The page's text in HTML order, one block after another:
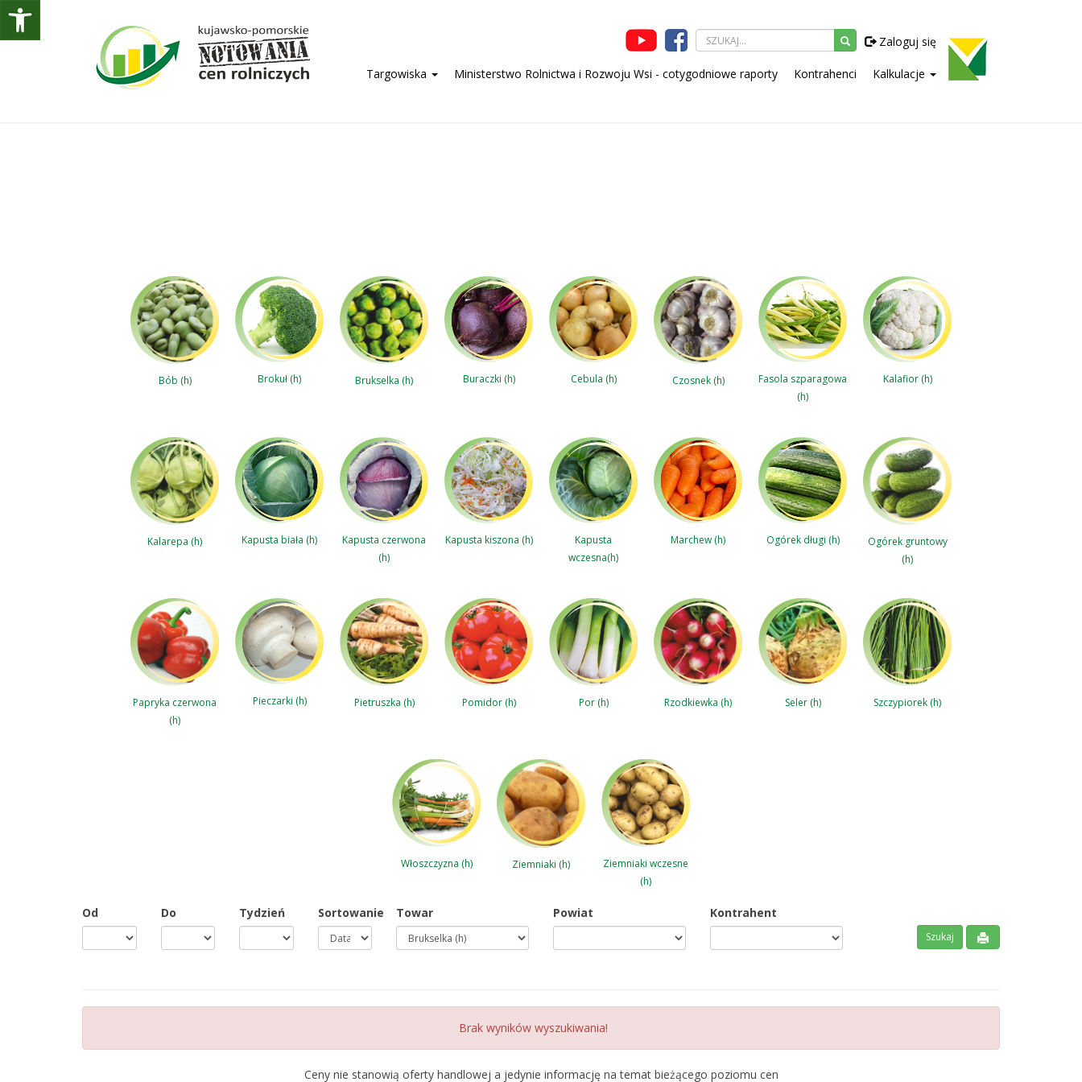
Zaloguj się
Targowiska Ministerstwo Rolnictwa i Rozwoju Wsi - cotygodniowe raporty Kontrahenci Kalkulacje
Bób (h) Brokuł (h) Brukselka (h) Buraczki (h) Cebula (h) Czosnek (h)
Fasola szparagowa
(h)
Kalafior (h)
Kalarepa (h) Kapusta biała (h)
Kapusta czerwona
(h)
Kapusta kiszona (h)
Kapusta
wczesna(h)
Marchew (h) Ogórek długi (h)
Ogórek gruntowy
(h)
Papryka czerwona
(h)
Pieczarki (h) Pietruszka (h) Pomidor (h) Por (h) Rzodkiewka (h) Seler (h) Szczypiorek (h)
Włoszczyzna (h) Ziemniaki (h)
Ziemniaki wczesne
(h)
Od Do Tydzień Sortowanie Towar Powiat Kontrahent
Brak wyników wyszukiwania!
Ceny nie stanowią oferty handlowej a jedynie informację na temat bieżącego poziomu cen